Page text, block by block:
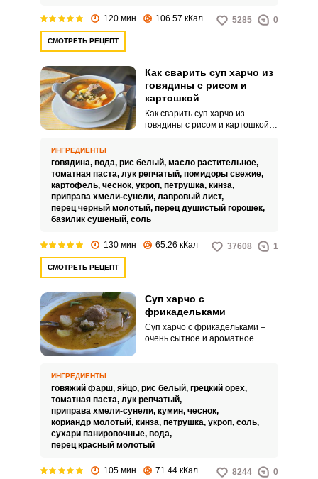
120 мин 106.57 кКал 5285 0
СМОТРЕТЬ РЕЦЕПТ
Как сварить суп харчо из
говядины с рисом и
картошкой
Как сварить суп харчо из
говядины с рисом и картошкой?
обладать выдающимися
кулинарными способностями.
Нужно просто запастись
необходимыми продуктами,
свободным временем и
выполнять все пошаговые
рецепте.
ИНГРЕДИЕНТЫ
говядина, вода, рис белый, масло растительное,
томатная паста, лук репчатый, помидоры свежие,
картофель, чеснок, укроп, петрушка, кинза,
приправа хмели-сунели, лавровый лист,
перец черный молотый, перец душистый горошек,
базилик сушеный, соль
130 мин 65.26 кКал 37608 1
СМОТРЕТЬ РЕЦЕПТ
Суп харчо с
фрикадельками
Суп харчо с фрикадельками –
очень сытное и ароматное
ИНГРЕДИЕНТЫ
говяжий фарш, яйцо, рис белый, грецкий орех,
томатная паста, лук репчатый,
приправа хмели-сунели, кумин, чеснок,
кориандр молотый, кинза, петрушка, укроп, соль,
сухари панировочные, вода,
перец красный молотый
105 мин 71.44 кКал 8244 0